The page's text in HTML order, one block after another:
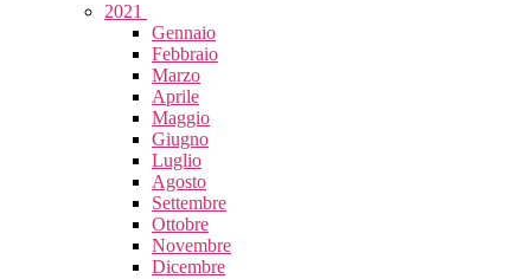
2021
Gennaio
Febbraio
Marzo
Aprile
Maggio
Giugno
Luglio
Agosto
Settembre
Ottobre
Novembre
Dicembre